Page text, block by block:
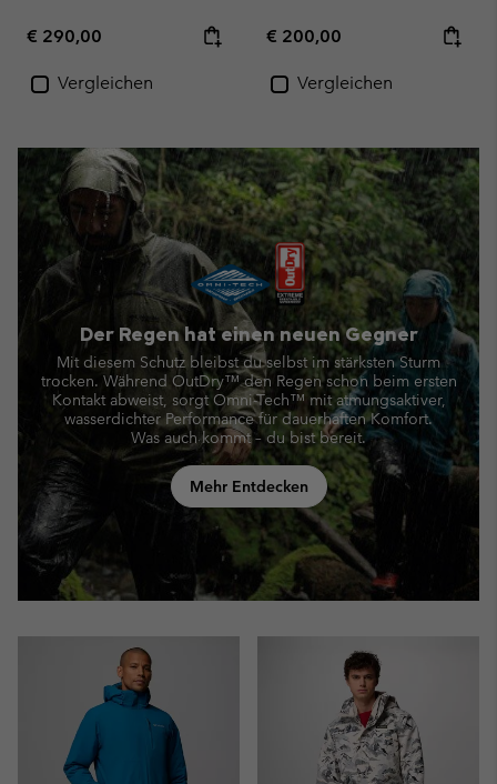
Regular price:
€ 290,00
Vergleichen
Regular price:
€ 200,00
Vergleichen
Der Regen hat einen neuen Gegner
Mit diesem Schutz bleibst du selbst im stärksten Sturm
trocken. Während OutDry™ den Regen schon beim ersten
Kontakt abweist, sorgt Omni-Tech™ mit atmungsaktiver,
wasserdichter Performance für dauerhaften Komfort.
Was auch kommt – du bist bereit.
Mehr Entdecken